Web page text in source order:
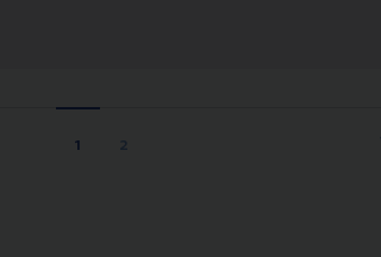
1 2